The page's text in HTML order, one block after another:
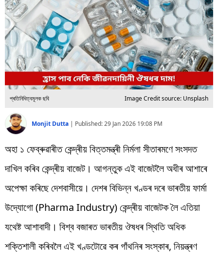
বিশ্ব
প্ৰযুক্তি
Videos
প্ৰতিনিধিত্বমূলক ছবি Image Credit source: Unsplash
Monjit Dutta | Published:29 Jan 2026 19:08 PM
অহা ১ ফেব্ৰুৱাৰীত কেন্দ্ৰীয় বিত্তমন্ত্ৰী নিৰ্মলা সীতাৰমণে সংসদত
দাখিল কৰিব কেন্দ্ৰীয় বাজেট। আগন্তুক এই বাজেটলৈ অধীৰ আশাৰে
অপেক্ষা কৰিছে দেশবাসীয়ে। দেশৰ বিভিন্ন খণ্ডৰ দৰে ভাৰতীয় ফাৰ্মা
উদ্যোগো (Pharma Industry) কেন্দ্ৰীয় বাজেটক লৈ এতিয়া
যথেষ্ট আশাবাদী। বিশ্ব বজাৰত ভাৰতীয় ঔষধৰ স্থিতি অধিক
শক্তিশালী কৰিবলৈ এই খণ্ডটোৱে কৰ গাঁথনিৰ সংস্কাৰ, নিয়ন্ত্ৰণ